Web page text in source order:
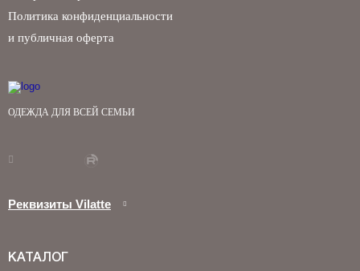
ОДЕЖДА ДЛЯ ВСЕЙ СЕМЬИ
Реквизиты Vilatte
Политика конфиденциальности
и публичная оферта
КАТАЛОГ